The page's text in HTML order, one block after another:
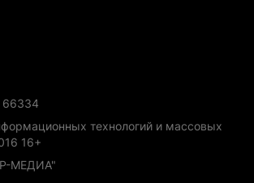
технологий и массовых
16+
МЕДИА"